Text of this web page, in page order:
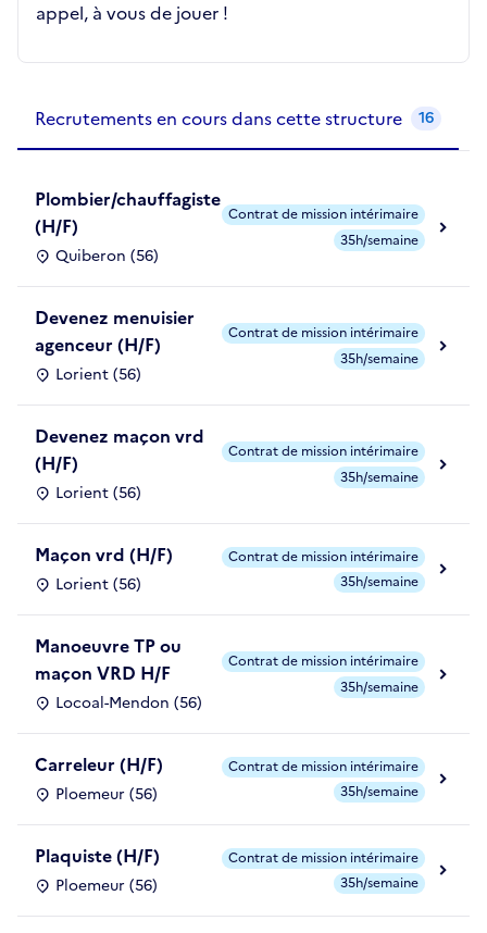
appel, à vous de jouer !
Recrutements en cours dans cette structure 16
Plombier/chauffagiste
(H/F)
Quiberon (56)
Contrat de mission intérimaire
35h/semaine
Devenez menuisier
agenceur (H/F)
Lorient (56)
Contrat de mission intérimaire
35h/semaine
Devenez maçon vrd
(H/F)
Lorient (56)
Contrat de mission intérimaire
35h/semaine
Maçon vrd (H/F)
Lorient (56)
Contrat de mission intérimaire
35h/semaine
Manoeuvre TP ou
maçon VRD H/F
Locoal-Mendon (56)
Contrat de mission intérimaire
35h/semaine
Carreleur (H/F)
Ploemeur (56)
Contrat de mission intérimaire
35h/semaine
Plaquiste (H/F)
Ploemeur (56)
Contrat de mission intérimaire
35h/semaine